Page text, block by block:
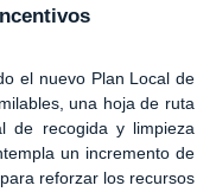
el nuevo Plan Local de
una hoja de ruta
de recogida y limpieza
un incremento de
reforzar los recursos